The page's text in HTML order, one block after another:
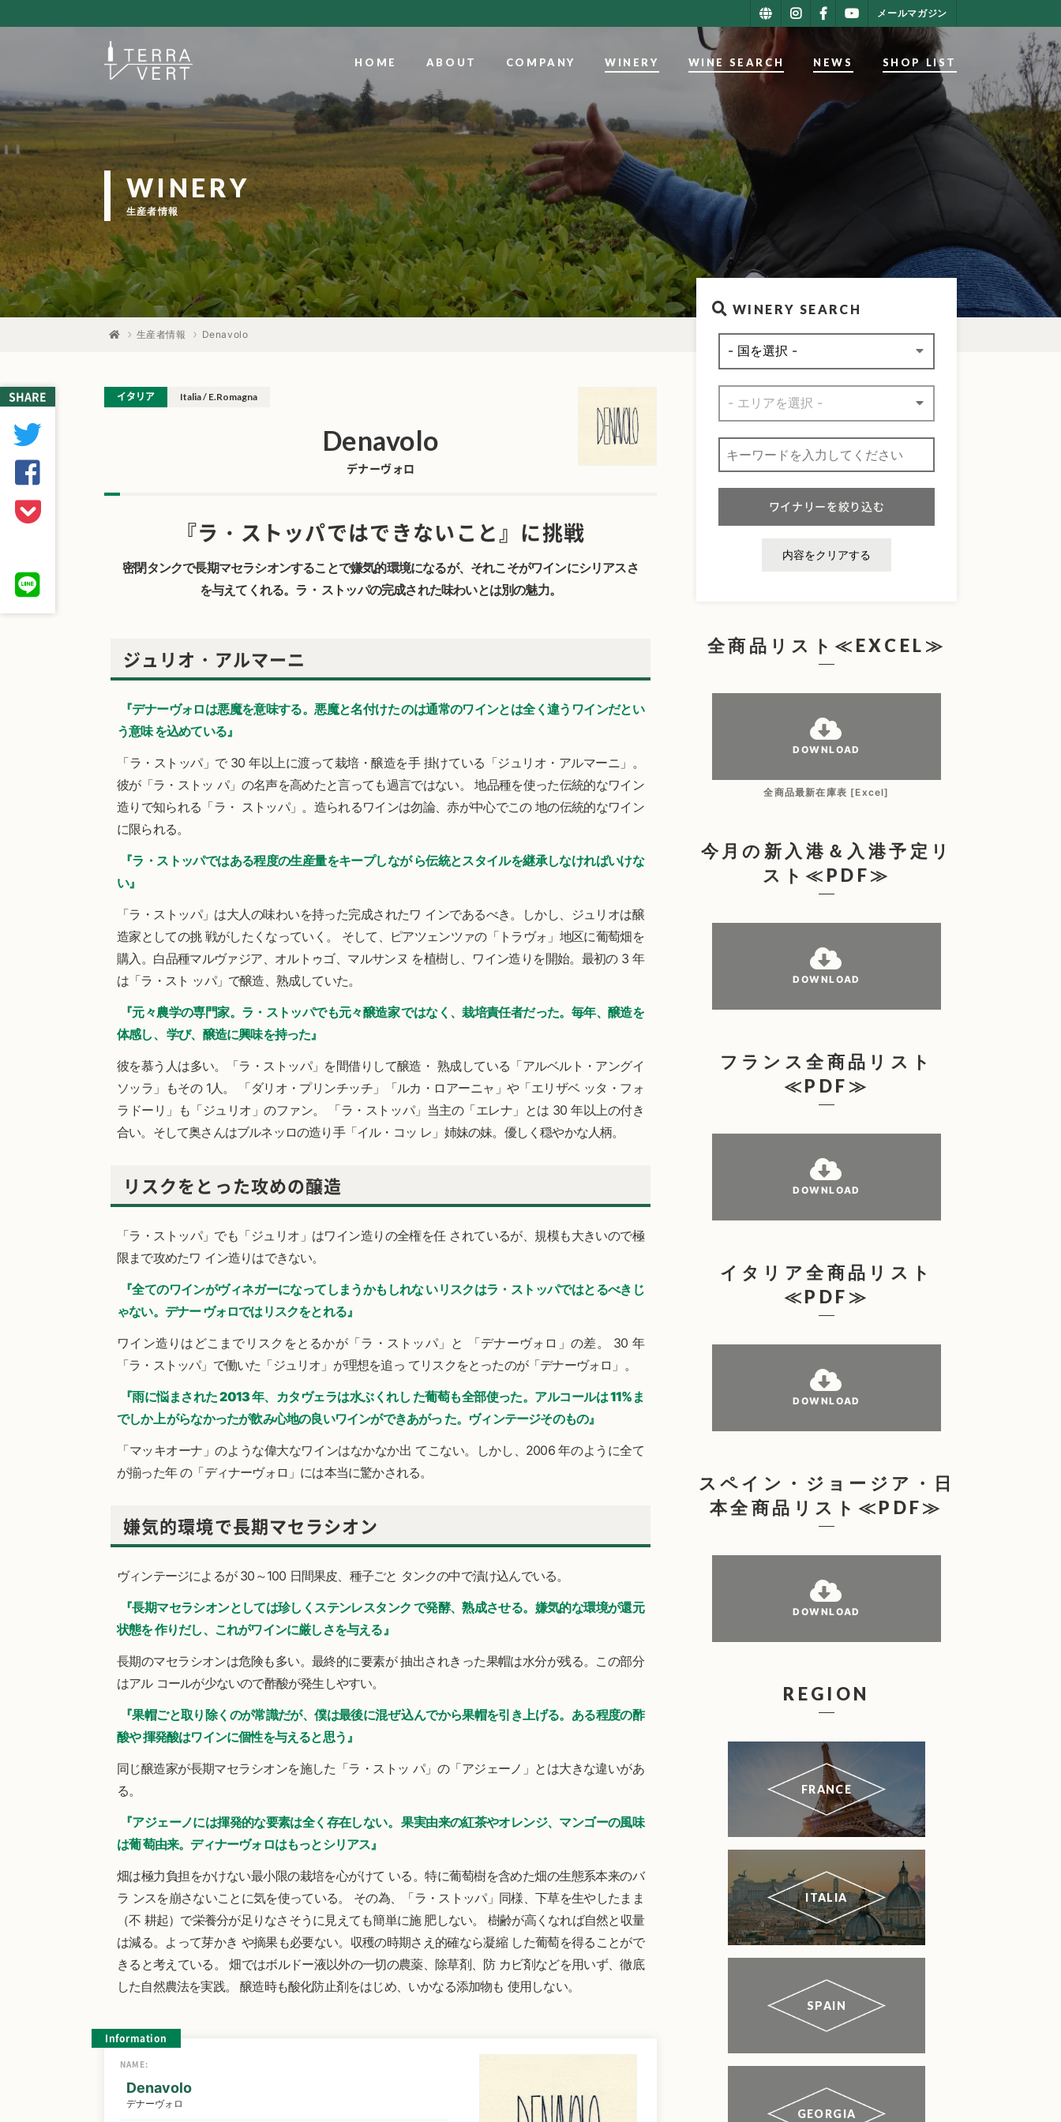
メールマガジン
HOME ABOUT COMPANY WINERY WINE SEARCH NEWS SHOP LIST
WINERY
生産者情報
生産者情報 Denavolo
SHARE
Denavolo
デナーヴォロ
イタリア Italia / E.Romagna
『ラ・ストッパではできないこと』に挑戦
密閉タンクで長期マセラシオンすることで嫌気的環境になるが、それこそがワインにシリアスさ
を与えてくれる。ラ・ ストッパの完成された味わいとは別の魅力。
ジュリオ・アルマーニ
『デナーヴォロは悪魔を意味する。悪魔と名付けた のは通常のワインとは全く違うワインだとい
う意味 を込めている』
「ラ・ストッパ」で 30 年以上に渡って栽培・醸造を手 掛けている「ジュリオ・アルマーニ」。
彼が「ラ・ストッ パ」の名声を高めたと言っても過言ではない。 地品種を使った伝統的なワイン
造りで知られる「ラ・ ストッパ」。造られるワインは勿論、赤が中心でこの 地の伝統的なワイン
に限られる。
『ラ・ストッパではある程度の生産量をキープしなが ら伝統とスタイルを継承しなければいけな
い』
「ラ・ストッパ」は大人の味わいを持った完成されたワ インであるべき。しかし、ジュリオは醸
造家としての挑 戦がしたくなっていく。 そして、ピアツェンツァの「トラヴォ」地区に葡萄畑を
購入。白品種マルヴァジア、オルトゥゴ、マルサンヌ を植樹し、ワイン造りを開始。最初の 3 年
は「ラ・スト ッパ」で醸造、熟成していた。
『元々農学の専門家。ラ・ストッパでも元々醸造家 ではなく、栽培責任者だった。毎年、醸造を
体感し、 学び、醸造に興味を持った』
彼を慕う人は多い。「ラ・ストッパ」を間借りして醸造・ 熟成している「アルベルト・アングイ
ソッラ」もその 1人。 「ダリオ・プリンチッチ」「ルカ・ロアーニャ」や「エリザベ ッタ・フォ
ラドーリ」も「ジュリオ」のファン。 「ラ・ストッパ」当主の「エレナ」とは 30 年以上の付き
合い。そして奥さんはブルネッロの造り手「イル・コッ レ」姉妹の妹。優しく穏やかな人柄。
リスクをとった攻めの醸造
「ラ・ストッパ」でも「ジュリオ」はワイン造りの全権を任 されているが、規模も大きいので極
限まで攻めたワ イン造りはできない。
『全てのワインがヴィネガーになってしまうかもしれな いリスクはラ・ストッパではとるべきじ
ゃない。デナー ヴォロではリスクをとれる』
ワイン造りはどこまでリスクをとるかが「ラ・ストッパ」と 「デナーヴォロ」の差。 30 年
「ラ・ストッパ」で働いた「ジュリオ」が理想を追っ てリスクをとったのが「デナーヴォロ」。
『雨に悩まされた 2013 年、カタヴェラは水ぶくれし た葡萄も全部使った。アルコールは 11%ま
でしか上 がらなかったが飲み心地の良いワインができあがっ た。ヴィンテージそのもの』
「マッキオーナ」のような偉大なワインはなかなか出 てこない。しかし、2006 年のように全て
が揃った年 の「ディナーヴォロ」には本当に驚かされる。
嫌気的環境で長期マセラシオン
ヴィンテージによるが 30～100 日間果皮、種子ごと タンクの中で漬け込んでいる。
『長期マセラシオンとしては珍しくステンレスタンク で発酵、熟成させる。嫌気的な環境が還元
状態を 作りだし、これがワインに厳しさを与える』
長期のマセラシオンは危険も多い。最終的に要素が 抽出されきった果帽は水分が残る。この部分
はアル コールが少ないので酢酸が発生しやすい。
『果帽ごと取り除くのが常識だが、僕は最後に混ぜ 込んでから果帽を引き上げる。ある程度の酢
酸や 揮発酸はワインに個性を与えると思う』
同じ醸造家が長期マセラシオンを施した「ラ・ストッ パ」の「アジェーノ」とは大きな違いがあ
る。
『アジェーノには揮発的な要素は全く存在しない。 果実由来の紅茶やオレンジ、マンゴーの風味
は葡 萄由来。ディナーヴォロはもっとシリアス』
畑は極力負担をかけない最小限の栽培を心がけて いる。特に葡萄樹を含めた畑の生態系本来のバ
ラ ンスを崩さないことに気を使っている。 その為、「ラ・ストッパ」同様、下草を生やしたまま
（不 耕起）で栄養分が足りなさそうに見えても簡単に施 肥しない。 樹齢が高くなれば自然と収量
は減る。よって芽かき や摘果も必要ない。収穫の時期さえ的確なら凝縮 した葡萄を得ることがで
きると考えている。 畑ではボルドー液以外の一切の農薬、除草剤、防 カビ剤などを用いず、徹底
した自然農法を実践。 醸造時も酸化防止剤をはじめ、いかなる添加物も 使用しない。
Information
NAME:
Denavolo
デナーヴォロ
WINERY SEARCH
内容をクリアする
全商品リスト≪EXCEL≫
DOWNLOAD
全商品最新在庫表 [Excel]
今月の新入港＆入港予定リ
スト≪PDF≫
DOWNLOAD
フランス全商品リスト
≪PDF≫
DOWNLOAD
イタリア全商品リスト
≪PDF≫
DOWNLOAD
スペイン・ジョージア・日
本全商品リスト≪PDF≫
DOWNLOAD
REGION
FRANCE
ITALIA
SPAIN
GEORGIA